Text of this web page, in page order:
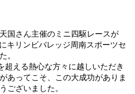
国さん主催のミニ四駆レースが
キリンビバレッジ周南スポーツセ
。
超える熱心な方々に越しいただき
あってこそ、この大成功がありま
ございました。